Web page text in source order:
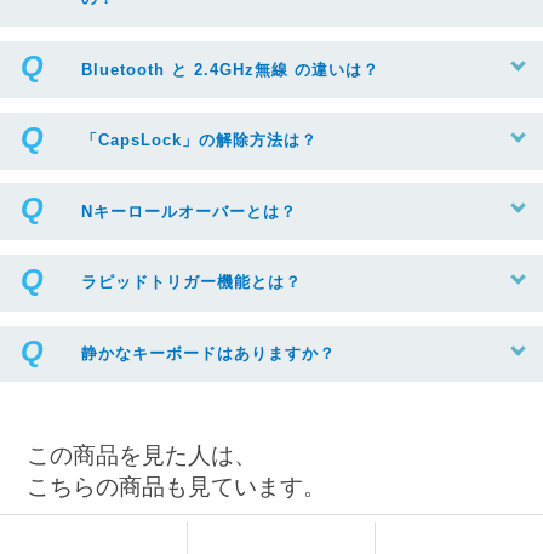
Bluetooth と 2.4GHz無線 の違いは？
「CapsLock」の解除方法は？
Nキーロールオーバーとは？
ラピッドトリガー機能とは？
静かなキーボードはありますか？
この商品を見た人は、
こちらの商品も見ています。